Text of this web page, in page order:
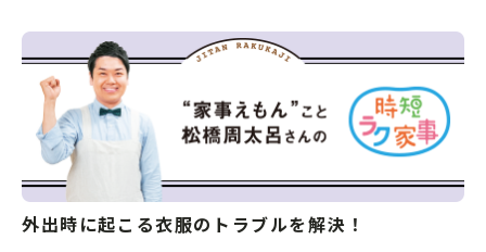
外出時に起こる衣服のトラブルを解決！